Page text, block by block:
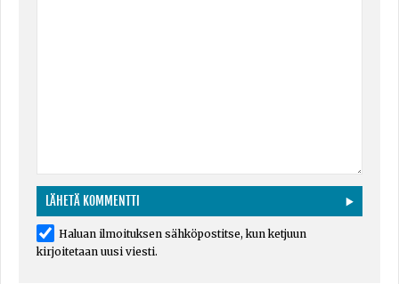
Haluan ilmoituksen sähköpostitse, kun ketjuun
kirjoitetaan uusi viesti.